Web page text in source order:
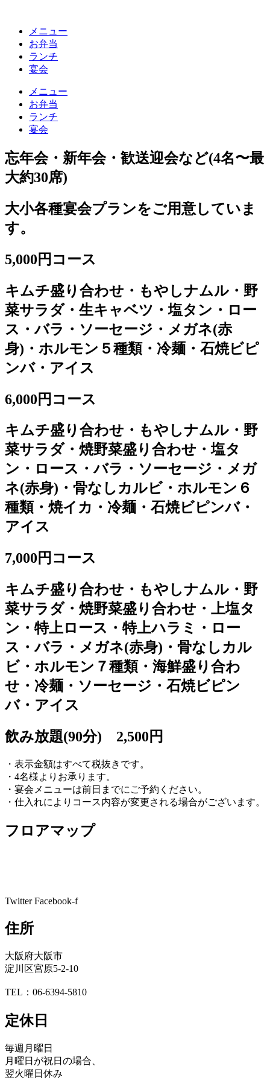
メニュー
お弁当
ランチ
宴会
メニュー
お弁当
ランチ
宴会
忘年会・新年会・歓送迎会など(4名〜最
大約30席)
大小各種宴会プランをご用意していま
す。
5,000円コース
キムチ盛り合わせ・もやしナムル・野
菜サラダ・生キャベツ・塩タン・ロー
ス・バラ・ソーセージ・メガネ(赤
身)・ホルモン５種類・冷麺・石焼ビピ
ンバ・アイス
6,000円コース
キムチ盛り合わせ・もやしナムル・野
菜サラダ・焼野菜盛り合わせ・塩タ
ン・ロース・バラ・ソーセージ・メガ
ネ(赤身)・骨なしカルビ・ホルモン６
種類・焼イカ・冷麺・石焼ビピンバ・
アイス
7,000円コース
キムチ盛り合わせ・もやしナムル・野
菜サラダ・焼野菜盛り合わせ・上塩タ
ン・特上ロース・特上ハラミ・ロー
ス・バラ・メガネ(赤身)・骨なしカル
ビ・ホルモン７種類・海鮮盛り合わ
せ・冷麺・ソーセージ・石焼ビピン
バ・アイス
飲み放題(90分) 2,500円
・表示金額はすべて税抜きです。
・4名様よりお承ります。
・宴会メニューは前日までにご予約ください。
・仕入れによりコース内容が変更される場合がございます。
フロアマップ
Twitter Facebook-f
住所
大阪府大阪市
淀川区宮原5-2-10
TEL：06-6394-5810
定休日
毎週月曜日
月曜日が祝日の場合、
翌火曜日休み